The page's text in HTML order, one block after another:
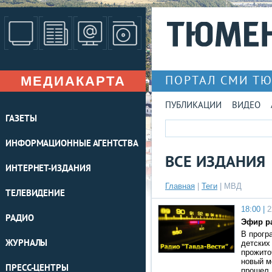
МЕДИАКАРТА
ГАЗЕТЫ
ИНФОРМАЦИОННЫЕ АГЕНТСТВА
ИНТЕРНЕТ-ИЗДАНИЯ
ТЕЛЕВИДЕНИЕ
РАДИО
ЖУРНАЛЫ
ПРЕСС-ЦЕНТРЫ
ПОРТАЛ СМИ
ПУБЛИКАЦИИ ВИДЕО
ВСЕ ИЗДАНИЯ
Главная Теги | МВД
18:00 |
Эфир
В
новый